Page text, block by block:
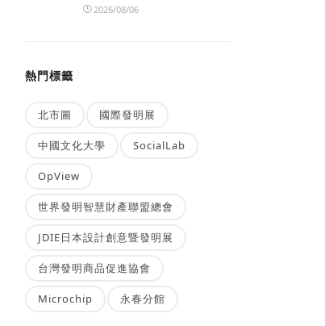
2026/08/06
熱門標籤
北市圖 國際發明展
中國文化大學 SocialLab
OpView
世界發明智慧財產聯盟總會
JDIE日本設計創意暨發明展
台灣發明商品促進協會
Microchip 永春分館